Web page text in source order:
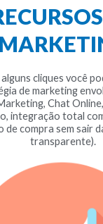
cliques você
de marketing
Chat
integração total
de compra sem sair
transparente).